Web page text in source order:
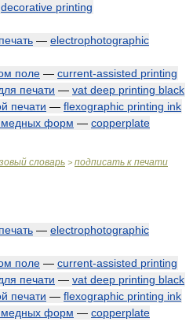
decorative printing
— electrophotographic
поле — current-assisted printing
печати — vat deep printing black
печати — flexographic printing ink
медных форм — copperplate
словарь > подписать к печати
— electrophotographic
поле — current-assisted printing
печати — vat deep printing black
печати — flexographic printing ink
медных форм — copperplate